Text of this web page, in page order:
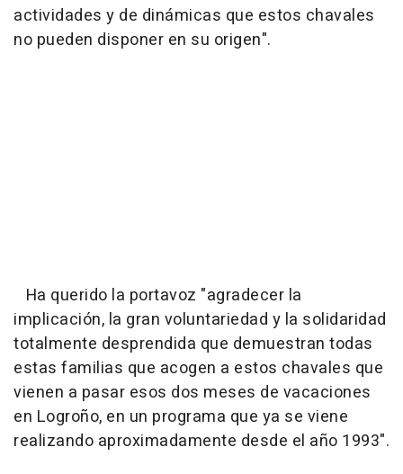
actividades y de dinámicas que estos chavales
no pueden disponer en su origen".
Ha querido la portavoz "agradecer la
implicación, la gran voluntariedad y la solidaridad
totalmente desprendida que demuestran todas
estas familias que acogen a estos chavales que
vienen a pasar esos dos meses de vacaciones
en Logroño, en un programa que ya se viene
realizando aproximadamente desde el año 1993".